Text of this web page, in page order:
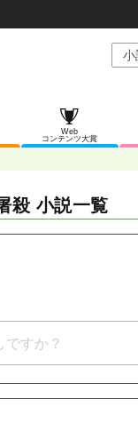
Web
コンテンツ大賞
殺 小説一覧